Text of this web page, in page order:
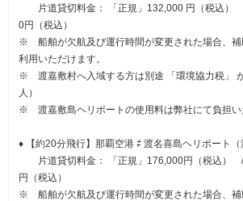
片道貸切料金： 「正規」132,000 円（税込
0円（税込）
※ 船舶が欠航及び運行時間が変更された場合、補
利用いただけます。
※ 渡嘉敷村へ入域する方は別途 「環境協力税」
人）
※ 渡嘉敷島ヘリポートの使用料は弊社にて負担い
♦ 【約20分飛行】那覇空港 ⇄ 渡名喜島ヘリポート（
片道貸切料金： 「正規」176,000円（税込）
円（税込）
※ 船舶が欠航及び運行時間が変更された場合、補